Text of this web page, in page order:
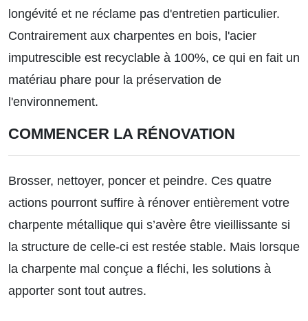
longévité et ne réclame pas d'entretien particulier.
Contrairement aux charpentes en bois, l'acier
imputrescible est recyclable à 100%, ce qui en fait un
matériau phare pour la préservation de
l'environnement.
COMMENCER LA RÉNOVATION
Brosser, nettoyer, poncer et peindre. Ces quatre
actions pourront suffire à rénover entièrement votre
charpente métallique qui s’avère être vieillissante si
la structure de celle-ci est restée stable. Mais lorsque
la charpente mal conçue a fléchi, les solutions à
apporter sont tout autres.